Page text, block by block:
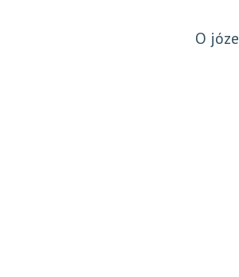
O józe